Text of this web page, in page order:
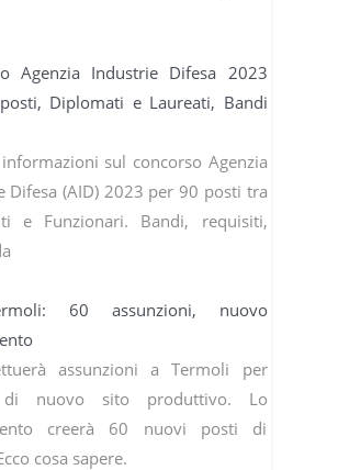
Agenzia Industrie Difesa 2023
Diplomati e Laureati, Bandi
sul concorso Agenzia
Difesa (AID) 2023 per 90 posti tra
e Funzionari. Bandi, requisiti,
60 assunzioni, nuovo
assunzioni a Termoli per
di nuovo sito produttivo. Lo
creerà 60 nuovi posti di
cosa sapere.